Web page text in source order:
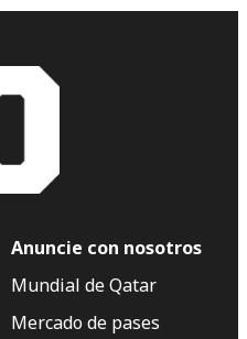
Anuncie con nosotros
Mundial de Qatar
Mercado de pases